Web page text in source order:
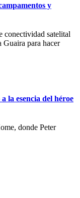
y
conectividad satelital
Guaira para hacer
la esencia del héroe
donde Peter